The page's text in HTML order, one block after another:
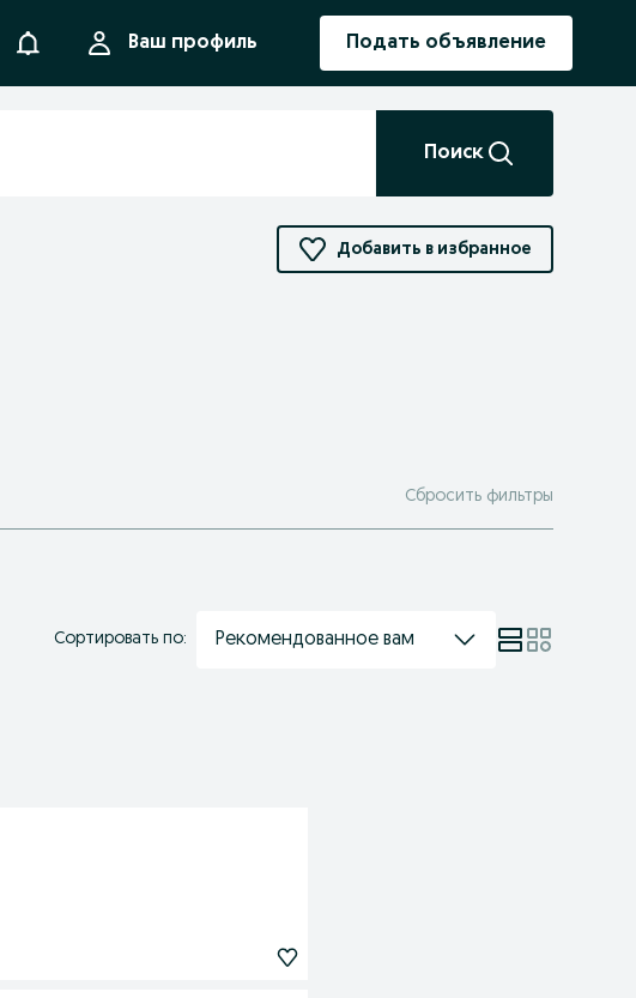
УведомленияВаш профиль Подать объявление
Поиск
Добавить в избранное
Сбросить фильтры
Сортировать по: Рекомендованное вам